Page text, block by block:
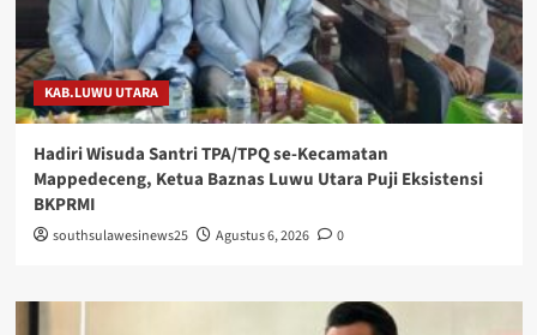
KAB.LUWU UTARA
Hadiri Wisuda Santri TPA/TPQ se-Kecamatan
Mappedeceng, Ketua Baznas Luwu Utara Puji Eksistensi
BKPRMI
southsulawesinews25 Agustus 6, 2026 0